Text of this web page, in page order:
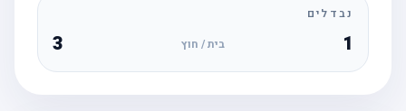
נבדלים
בית / חוץ